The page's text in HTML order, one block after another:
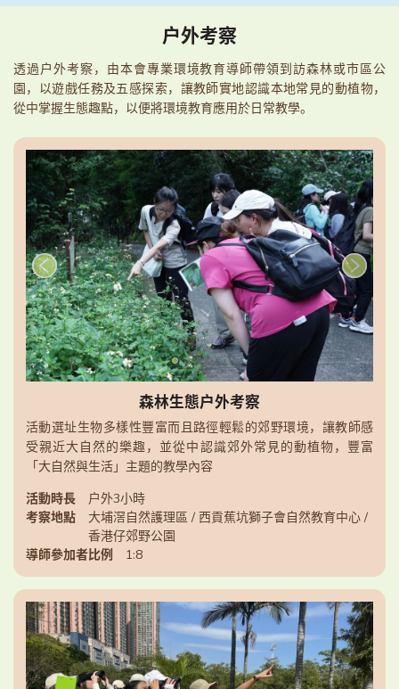
戶外考察
透過戶外考察，由本會專業環境教育導師帶領到訪森林或市區公
園，以遊戲任務及五感探索，讓教師實地認識本地常見的動植物，
從中掌握生態趣點，以便將環境教育應用於日常教學。
森林生態戶外考察
活動選址生物多樣性豐富而且路徑輕鬆的郊野環境，讓教師感
受親近大自然的樂趣，並從中認識郊外常見的動植物，豐富
「大自然與生活」主題的教學內容
活動時長
戶外3小時
考察地點
大埔滘自然護理區 / 西貢蕉坑獅子會自然教育中心 /
香港仔郊野公園
導師參加者比例
1:8